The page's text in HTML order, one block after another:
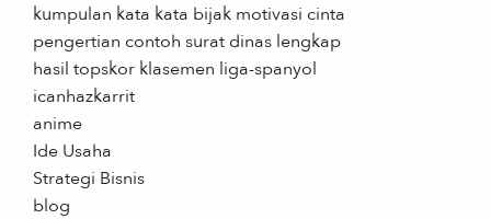
kumpulan kata kata bijak motivasi cinta
pengertian contoh surat dinas lengkap
hasil topskor klasemen liga-spanyol
icanhazkarrit
anime
Ide Usaha
Strategi Bisnis
blog